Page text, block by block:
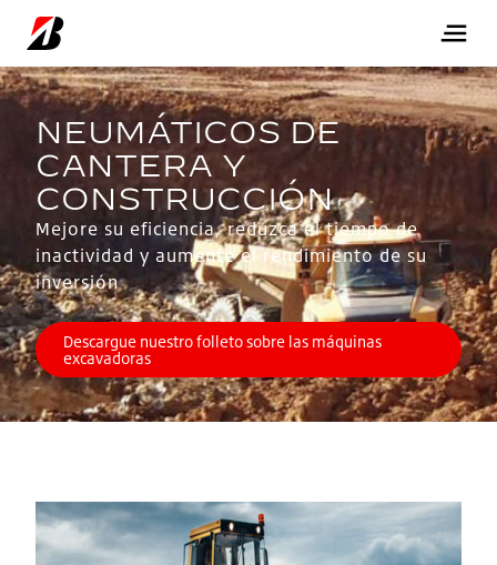
Mejore su eficiencia, reduzca el tiempo de
inactividad y aumente el rendimiento de su
inversión